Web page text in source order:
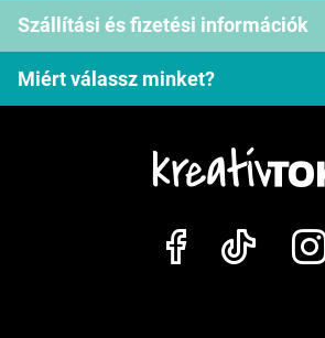
Szállítási és fizetési információk
Miért válassz minket?